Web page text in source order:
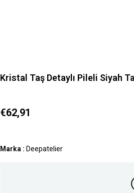
Kristal Taş Detaylı Pileli Siyah
€62,91
Marka : Deepatelier